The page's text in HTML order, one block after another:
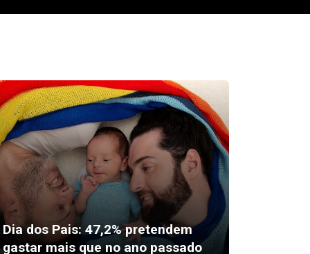
Dia dos Pais: 47,2% pretendem
gastar mais que no ano passado